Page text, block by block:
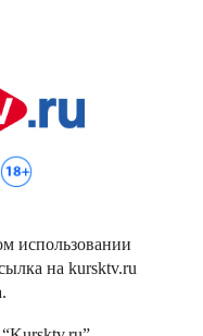
использовании
на kursktv.ru